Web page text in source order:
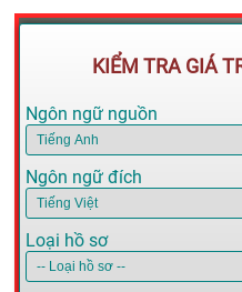
KIỂM TRA GIÁ
Ngôn ngữ nguồn
Ngôn ngữ đích
Loại hồ sơ